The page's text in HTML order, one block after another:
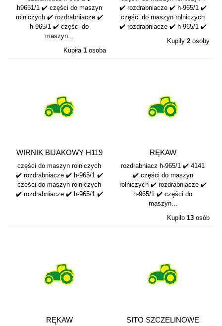
h9651/1 ✔️ części do maszyn
rolniczych ✔️ rozdrabniacze ✔️
h-965/1 ✔️ części do
maszyn...
Kupiła 1 osoba
✔️ rozdrabniacze ✔️ h-965/1 ✔️
części do maszyn rolniczych
✔️ rozdrabniacze ✔️ h-965/1 ✔️
Kupiły 2 osoby
WIRNIK BIJAKOWY H119
ODOLANÓW
części do maszyn rolniczych
✔️ rozdrabniacze ✔️ h-965/1 ✔️
części do maszyn rolniczych
✔️ rozdrabniacze ✔️ h-965/1 ✔️
RĘKAW
KPL.MIESZALNIKA 4+1 w
GÓRĘ...
rozdrabniacz h-965/1 ✔️ 4141
✔️ części do maszyn
rolniczych ✔️ rozdrabniacze ✔️
h-965/1 ✔️ części do
maszyn...
Kupiło 13 osób
RĘKAW
SITO SZCZELINOWE